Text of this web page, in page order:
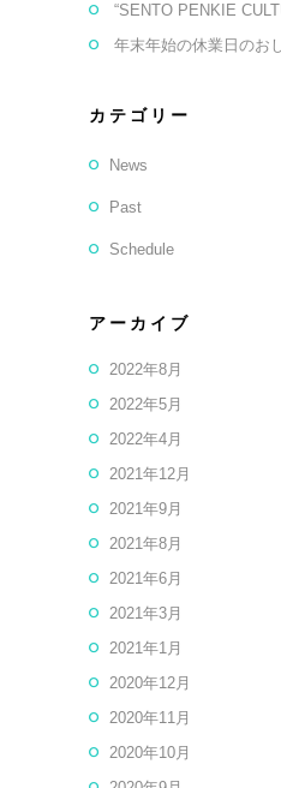
“SENTO PENKIE
年末年始の休業日のお
カテゴリー
News
Past
Schedule
アーカイブ
2022年8月
2022年5月
2022年4月
2021年12月
2021年9月
2021年8月
2021年6月
2021年3月
2021年1月
2020年12月
2020年11月
2020年10月